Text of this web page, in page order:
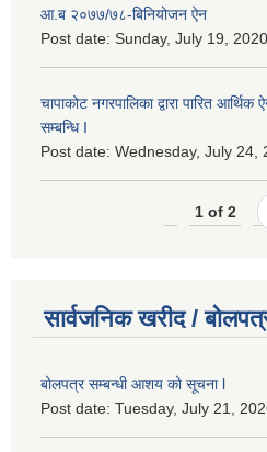
आ.ब २०७७/७८-बिनियोजन ऐन
Post date: Sunday, July 19,
चापाकोट नगरपालिका द्वारा पारित
सम्बन्धि I
Post date: Wednesday, July 24,
1 of 2
सार्वजनिक खरीद /
बोलपत्र सम्बन्धी आशय को सूचना l
Post date: Tuesday, July 21,